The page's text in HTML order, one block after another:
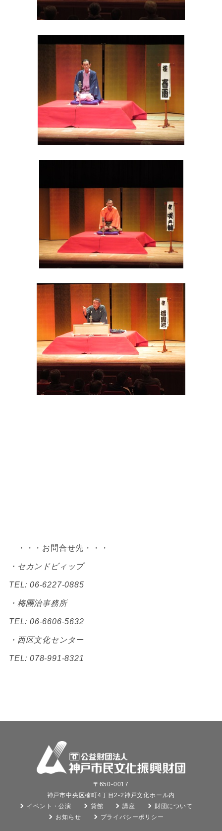
・・・お問合せ先・・・
・セカンドビィップ
TEL: 06-6227-0885
・梅團治事務所
TEL: 06-6606-5632
・西区文化センター
TEL: 078-991-8321
〒650-0017
神戸市中央区楠町4丁目2-2神戸文化ホール内
イベント・公演
貸館 講座
財団について
お知らせ
プライバシーポリシー